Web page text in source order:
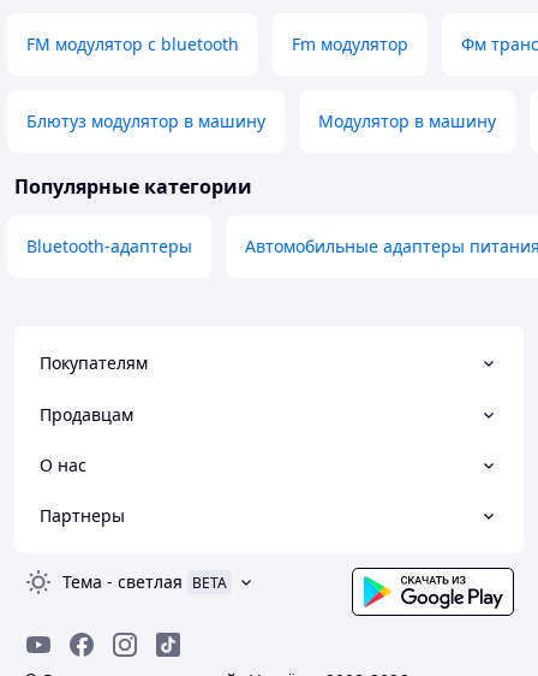
FM модулятор с bluetooth Fm модулятор Фм
Блютуз модулятор в машину Модулятор в машину
Популярные категории
Bluetooth-адаптеры Автомобильные адаптеры
Покупателям
Продавцам
О нас
Партнеры
Тема - светлая BETA